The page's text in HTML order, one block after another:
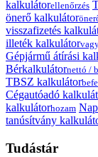
kalkulátorellenőrzés
önerő kalkulátor
visszafizetés
illeték kalkulátor
Gépjármű átírási
Bérkalkulátornettó /
TBSZ kalkulátor
Cégautóadó
kalkulátorhozam
tanúsítvány
Tudástár